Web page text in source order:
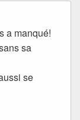
a manqué!
sa
se